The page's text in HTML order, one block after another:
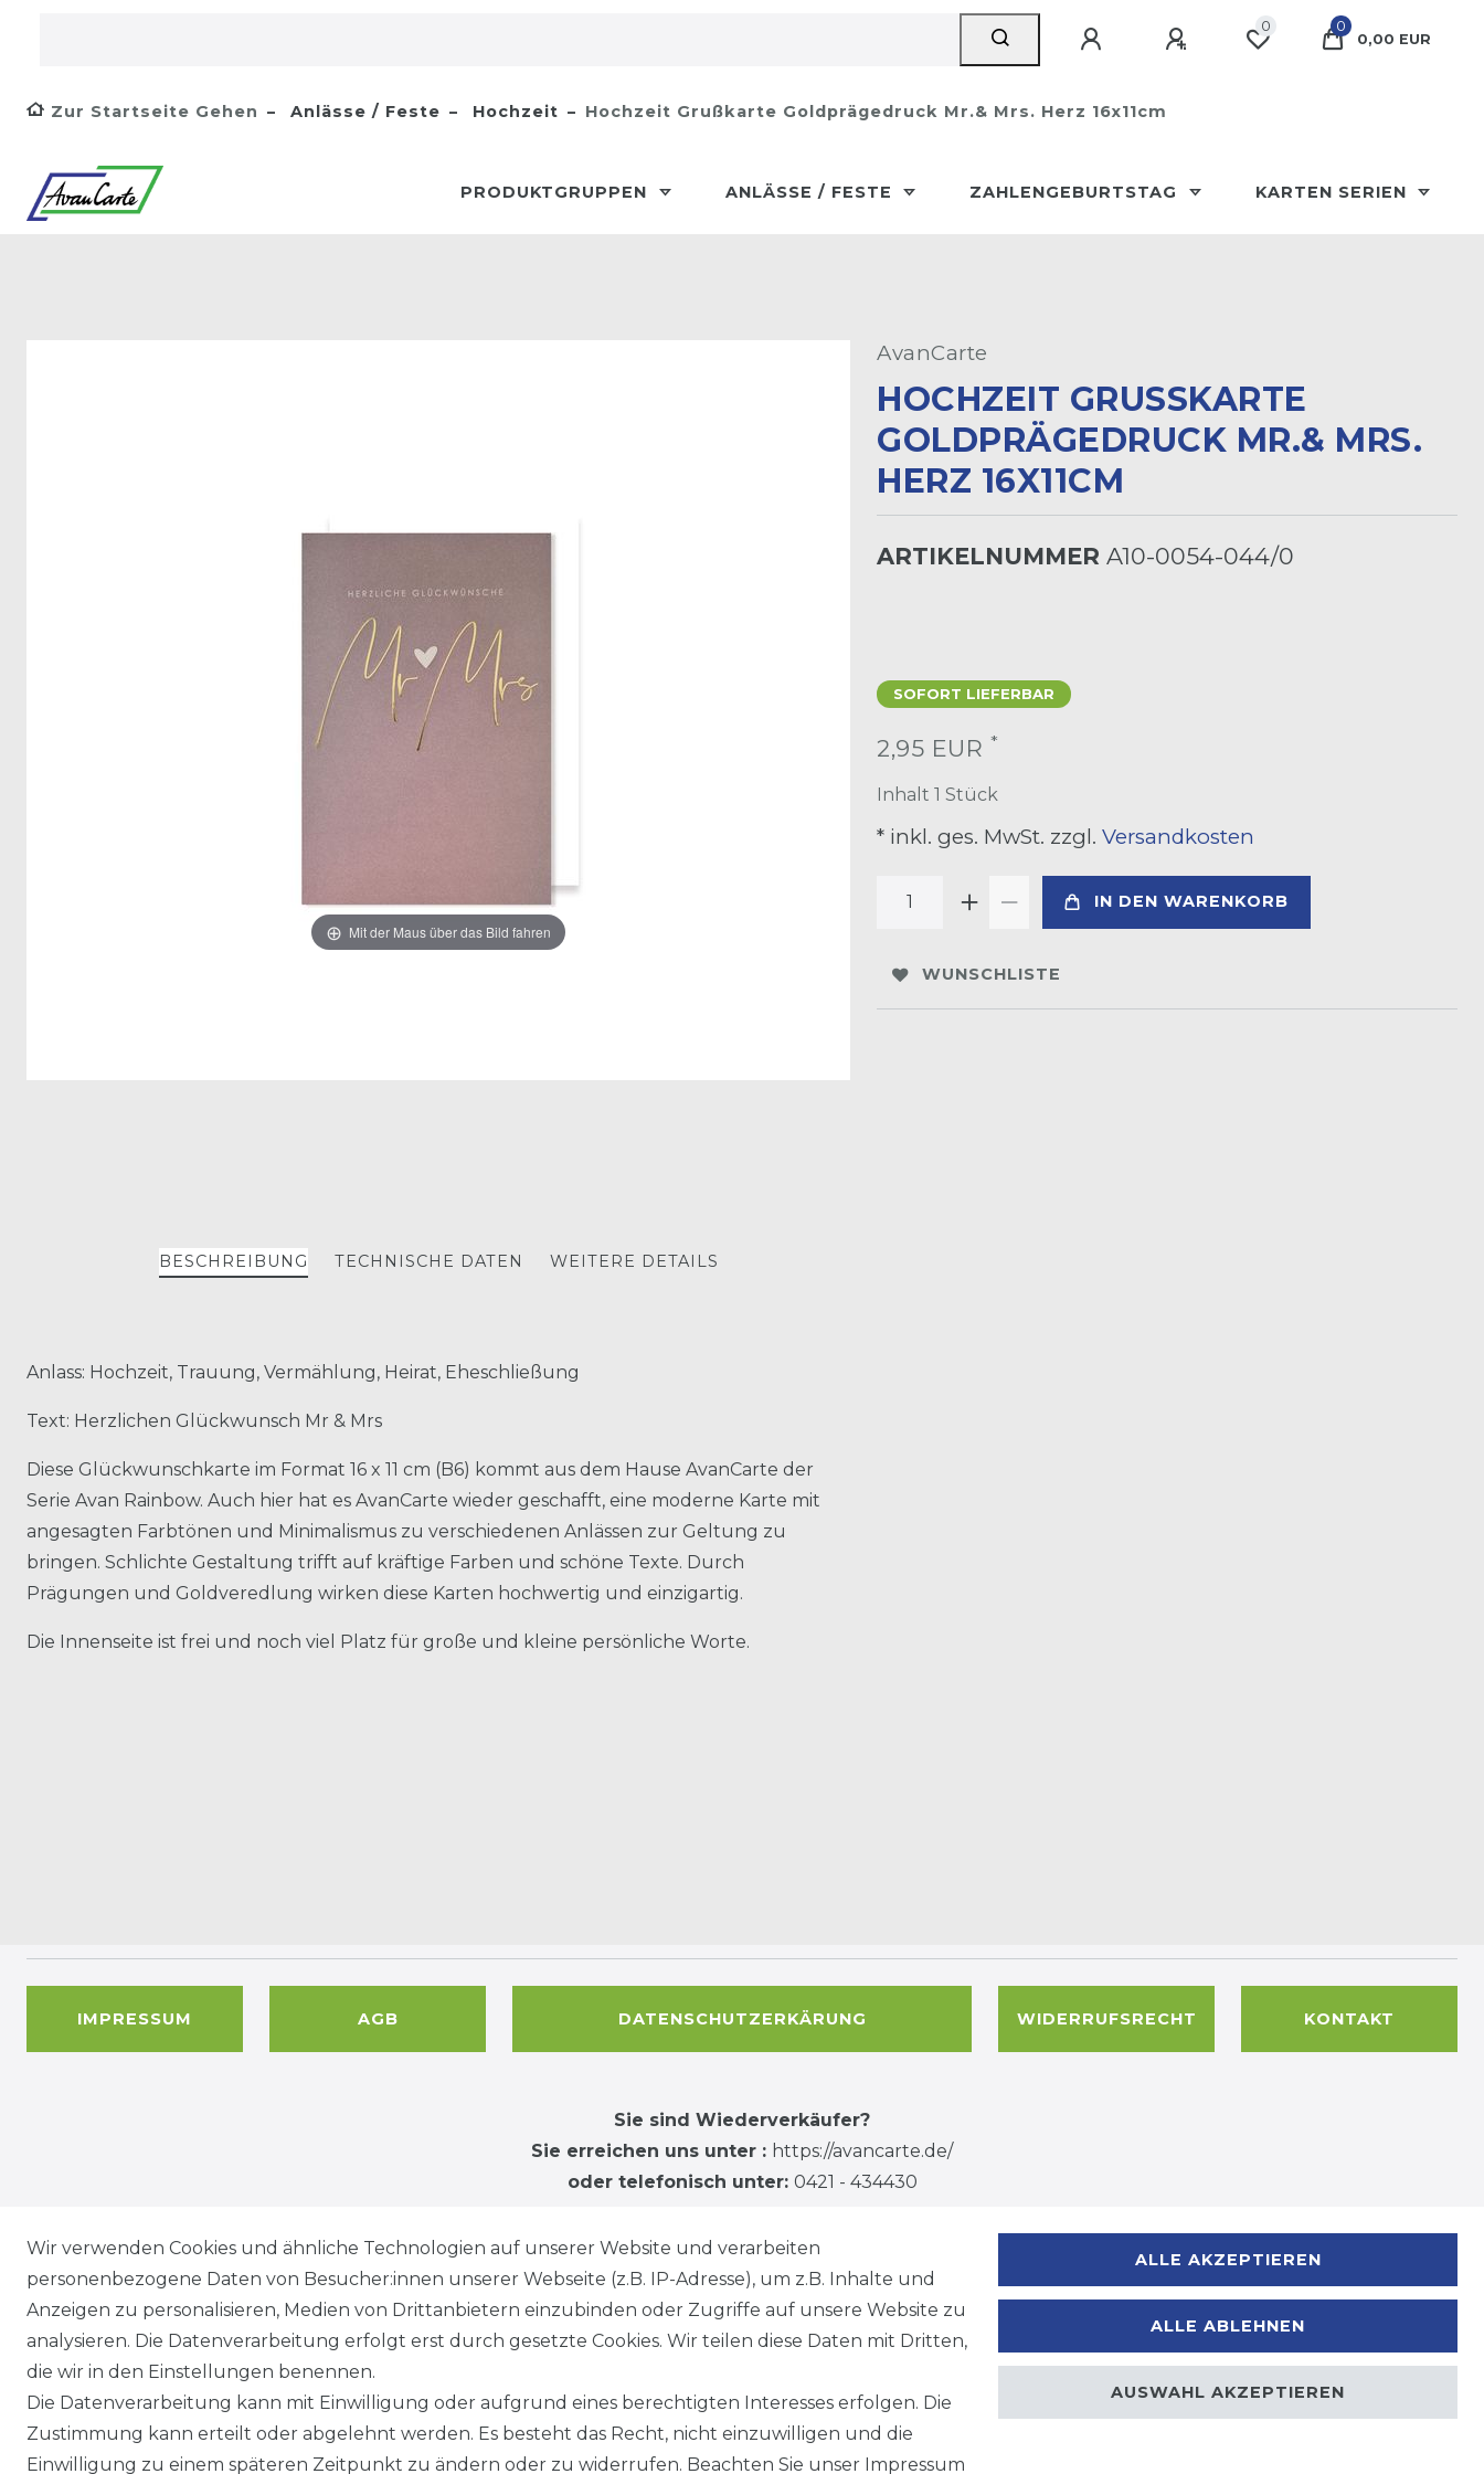
0
0
0,00 EUR
Zur Startseite Gehen Anlässe / Feste Hochzeit Hochzeit Grußkarte Goldprägedruck Mr.& Mrs. Herz 16x11cm
PRODUKTGRUPPEN ANLÄSSE / FESTE ZAHLENGEBURTSTAG KARTEN SERIEN
Mit der Maus über das Bild fahren
AvanCarte
HOCHZEIT GRUSSKARTE G
OLDPRÄGEDRUCK MR.& MRS. H
ERZ 16X11CM
ARTIKELNUMMER A10-0054-044/0
SOFORT LIEFERBAR
2,95 EUR *
Inhalt 1 Stück
* inkl. ges. MwSt. zzgl. Versandkosten
IN DEN WARENKORB
WUNSCHLISTE
BESCHREIBUNG TECHNISCHE DATEN WEITERE DETAILS
Anlass: Hochzeit, Trauung, Vermählung, Heirat, Eheschließung
Text: Herzlichen Glückwunsch Mr & Mrs
Diese Glückwunschkarte im Format 16 x 11 cm (B6) kommt aus dem Hause AvanCarte der
Serie Avan Rainbow. Auch hier hat es AvanCarte wieder geschafft, eine moderne Karte mit
angesagten Farbtönen und Minimalismus zu verschiedenen Anlässen zur Geltung zu
bringen. Schlichte Gestaltung trifft auf kräftige Farben und schöne Texte. Durch
Prägungen und Goldveredlung wirken diese Karten hochwertig und einzigartig.
Die Innenseite ist frei und noch viel Platz für große und kleine persönliche Worte.
IMPRESSUM AGB DATENSCHUTZERKÄRUNG WIDERRUFSRECHT KONTAKT
Sie sind Wiederverkäufer?
Sie erreichen uns unter : https://avancarte.de/
oder telefonisch unter: 0421 - 434430
Wir versenden mit
Wir verwenden Cookies und ähnliche Technologien auf unserer Website und verarbeiten
personenbezogene Daten von Besucher:innen unserer Webseite (z.B. IP-Adresse), um z.B. Inhalte und
Anzeigen zu personalisieren, Medien von Drittanbietern einzubinden oder Zugriffe auf unsere Website zu
analysieren. Die Datenverarbeitung erfolgt erst durch gesetzte Cookies. Wir teilen diese Daten mit Dritten,
die wir in den Einstellungen benennen.
Die Datenverarbeitung kann mit Einwilligung oder aufgrund eines berechtigten Interesses erfolgen. Die
Zustimmung kann erteilt oder abgelehnt werden. Es besteht das Recht, nicht einzuwilligen und die
Einwilligung zu einem späteren Zeitpunkt zu ändern oder zu widerrufen. Beachten Sie unser Impressum
ALLE AKZEPTIEREN
ALLE ABLEHNEN
AUSWAHL AKZEPTIEREN